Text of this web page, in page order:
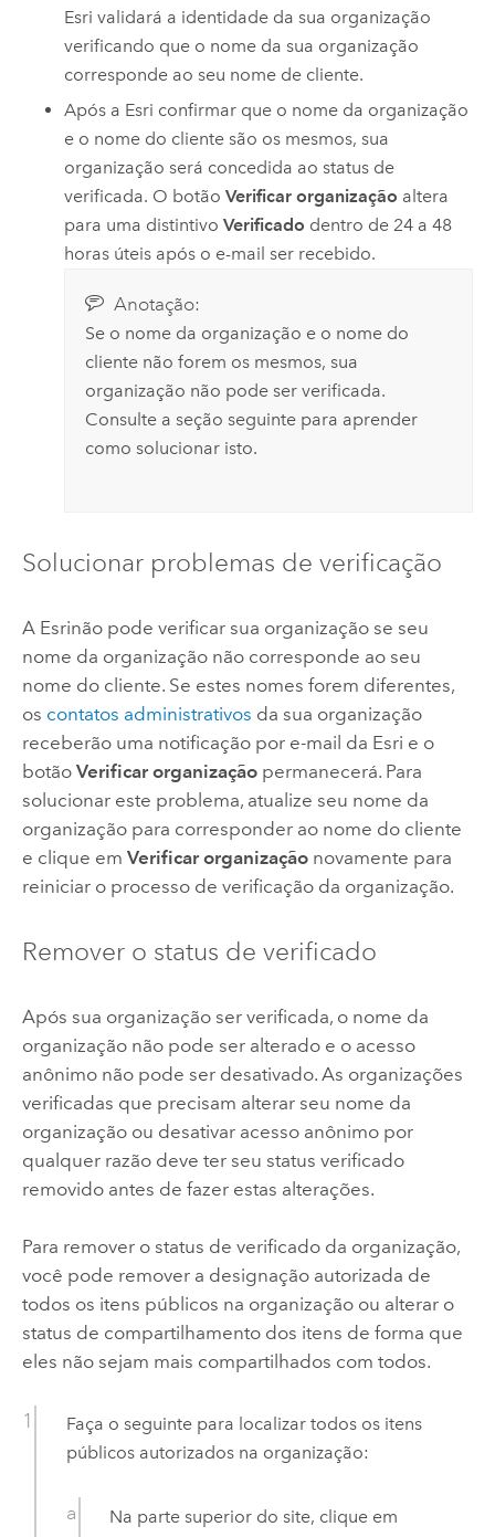
Esri validará a identidade da sua organização
verificando que o nome da sua organização
corresponde ao seu nome de cliente.
Após a Esri confirmar que o nome da organização
e o nome do cliente são os mesmos, sua
organização será concedida ao status de
verificada. O botãoVerificar organização altera
para uma distintivoVerificado dentro de 24 a 48
horas úteis após o e-mail ser recebido.
Anotação:
Se o nome da organização e o nome do
cliente não forem os mesmos, sua
organização não pode ser verificada.
Consulte a seção seguinte para aprender
como solucionar isto.
Solucionar problemas de verificação
A Esrinão pode verificar sua organização se seu
nome da organização não corresponde ao seu
nome do cliente. Se estes nomes forem diferentes,
os contatos administrativos da sua organização
receberão uma notificação por e-mail da Esri e o
botão Verificar organizaçãopermanecerá. Para
solucionar este problema, atualize seu nome da
organização para corresponder ao nome do cliente
e clique em Verificar organizaçãonovamente para
reiniciar o processo de verificação da organização.
Remover o status de verificado
Após sua organização ser verificada, o nome da
organização não pode ser alterado e o acesso
anônimo não pode ser desativado. As organizações
verificadas que precisam alterar seu nome da
organização ou desativar acesso anônimo por
qualquer razão deve ter seu status verificado
removido antes de fazer estas alterações.
Para remover o status de verificado da organização,
você pode remover a designação autorizada de
todos os itens públicos na organização ou alterar o
status de compartilhamento dos itens de forma que
eles não sejam mais compartilhados com todos.
Faça o seguinte para localizar todos os itens
públicos autorizados na organização:
Na parte superior do site, clique em